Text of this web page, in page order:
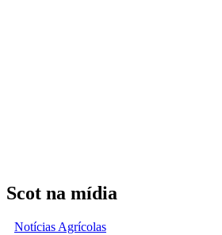
Scot na mídia
Notícias Agrícolas